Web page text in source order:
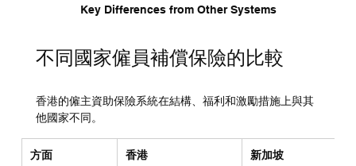
Key Differences from Other Systems
不同國家僱員補償保險的比較
香港的僱主資助保險系統在結構、福利和激勵措施上與其
他國家不同。
方面 香港 新加坡